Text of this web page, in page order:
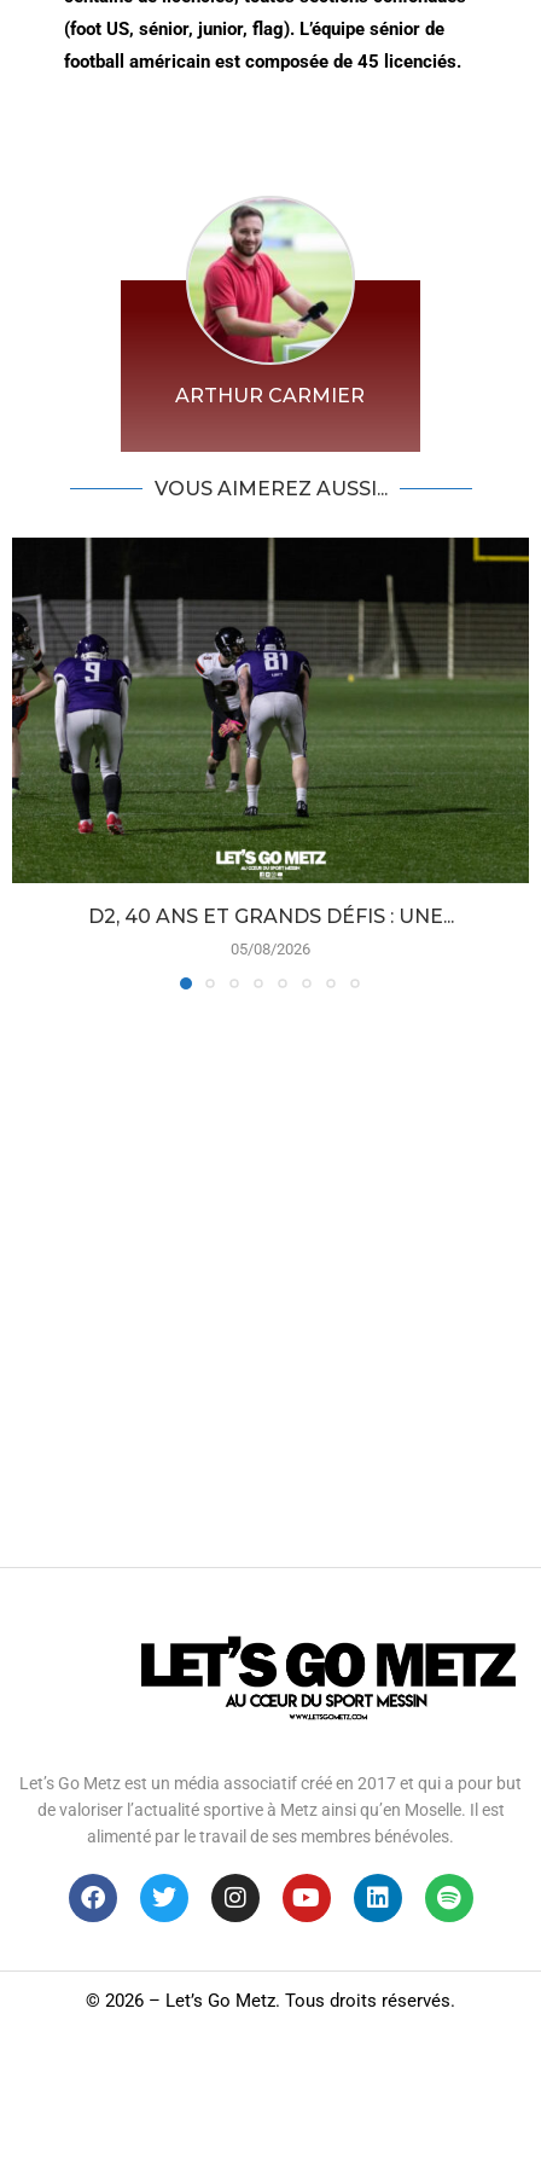
(foot US, sénior, junior, flag). L’équipe sénior de
football américain est composée de 45 licenciés.
ARTHUR CARMIER
VOUS AIMEREZ AUSSI...
D2, 40 ANS ET GRANDS DÉFIS : UNE...
05/08/2026
Let’s Go Metz est un média associatif créé en 2017 et qui a pour but
de valoriser l’actualité sportive à Metz ainsi qu’en Moselle. Il est
alimenté par le travail de ses membres bénévoles.
© 2026 – Let’s Go Metz. Tous droits réservés.